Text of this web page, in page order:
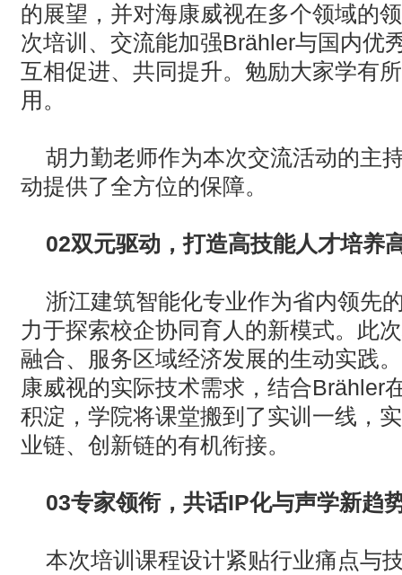
的展望，并对海康威视在多个领域的
次培训、交流能加强Brähler与国内优
互相促进、共同提升。勉励大家学有
用。
胡力勤老师作为本次交流活动的主
动提供了全方位的保障。
02双元驱动，打造高技能人才培养
浙江建筑智能化专业作为省内领先
力于探索校企协同育人的新模式。此
融合、服务区域经济发展的生动实践
康威视的实际技术需求，结合Brähler
积淀，学院将课堂搬到了实训一线，
业链、创新链的有机衔接。
03专家领衔，共话IP化与声学新趋
本次培训课程设计紧贴行业痛点与